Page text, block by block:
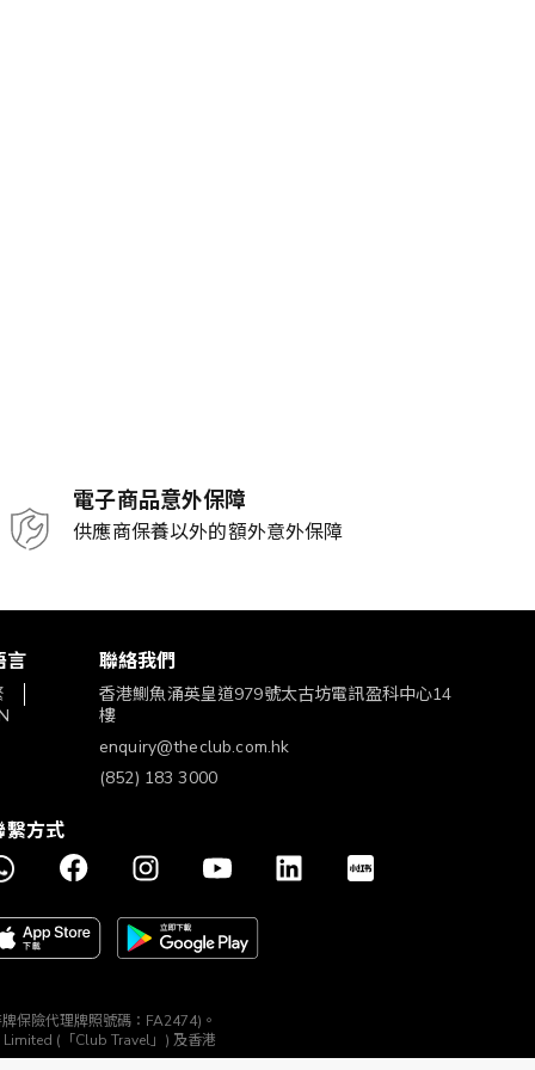
電子商品意外保障
供應商保養以外的額外意外保障
言 聯絡我們
香港鰂魚涌英皇道979號太古坊電訊盈科中心14
樓
enquiry@theclub.com.hk
(852) 183 3000
繫方式
保險代理牌照號碼：FA2474)。
(「Club Travel」) 及香港